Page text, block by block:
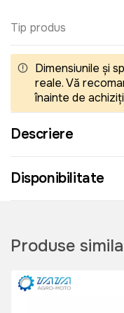
Tip produs
Dimensiunile și
reale. Vă
înainte de
Descriere
Disponibilitate
Produse